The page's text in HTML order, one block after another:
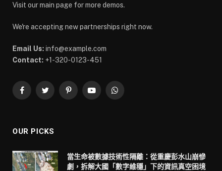
Visit our main page for more demos.
We're accepting new partnerships right now.
Email Us: info@example.com
Contact: +1-320-0123-451
FacebookTwitterPinterestYouTubeWhatsApp
OUR PICKS
當生命被數據技術性隔離：從重慶彭水山崩慘
劇，拆解大國「數字維穩」下的資訊真空困境